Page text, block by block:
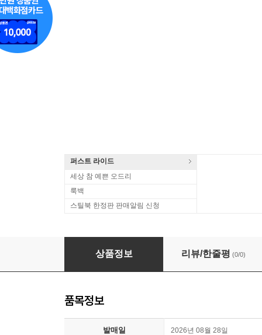
퍼스트 라이드
세상 참 예쁜 오드리
룩백
스틸북 한정판 판매알림 신청
Prince - Timeless (CD)
상품정보 리뷰/한줄평 (0/0)
품목정보
발매일 2026년 08월 28일